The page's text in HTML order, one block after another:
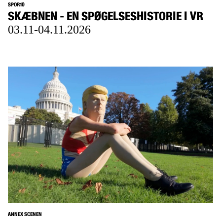
SPOR10
SKÆBNEN ‍- EN SPØGELSESHISTORIE I VR
03.11-04.11.2026
ANNEX SCENEN